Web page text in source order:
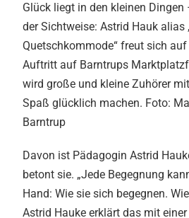
Glück liegt in den kleinen Dingen
der Sichtweise: Astrid Hauk alias
Quetschkommode“ freut sich auf
Auftritt auf Barntrups
wird große und kleine Zuhörer
Spaß glücklich machen. Foto:
Barntrup
Davon ist Pädagogin Astrid
betont sie. „Jede Begegnung
Hand: Wie sie sich begegnen.
Astrid Hauke erklärt das mit